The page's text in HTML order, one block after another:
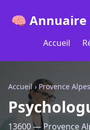
🧠 Annuaire
Accueil
Accueil› Provence
13600 — Provence